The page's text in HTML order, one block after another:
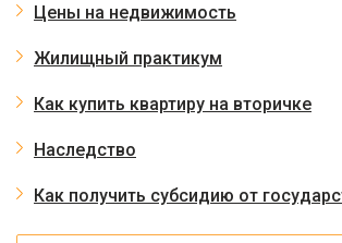
Цены на недвижимость
Жилищный практикум
Как купить квартиру на вторичке
Наследство
Как получить субсидию от